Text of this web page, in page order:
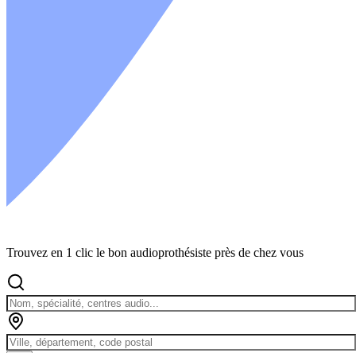
Trouvez en 1 clic le bon audioprothésiste près de chez vous